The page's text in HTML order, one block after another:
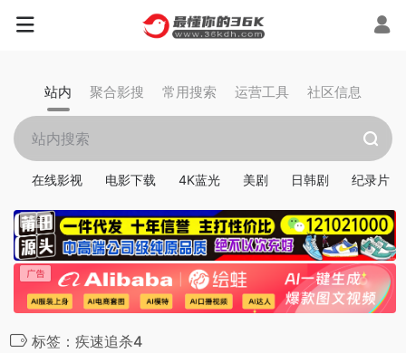
站内 聚合影搜 常用搜索 运营工具 社区信息
在线影视 电影下载 4K蓝光 美剧 日韩剧 纪录片
标签：疾速追杀4